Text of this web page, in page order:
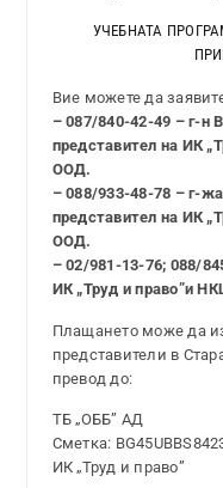
УЧЕБНАТА
Вие можете да
– 087/840-42-49 – г-н
представител на ИК
ООД.
– 088/933-48-78 – г-
представител на ИК
ООД.
– 02/981-13-76; 088/
ИК „Труд и право”и
Плащането може да
представители в
превод до:
ТБ „ОББ” АД
Сметка:
ИК „Труд и право”